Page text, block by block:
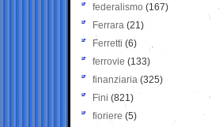
federalismo (167)
Ferrara (21)
Ferretti (6)
ferrovie (133)
finanziaria (325)
Fini (821)
fioriere (5)